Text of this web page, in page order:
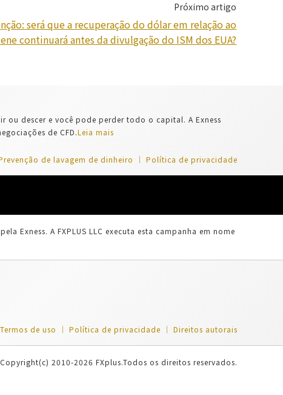
Próximo artigo
será que a recuperação do dólar em relação ao
continuará antes da divulgação do ISM dos EUA?
ou descer e você pode perder todo o capital. A Exness
de CFD.Leia mais
de lavagem de dinheiro Política de privacidade
Exness. A FXPLUS LLC executa esta campanha em nome
Termos de uso Política de privacidade Direitos autorais
Copyright(c) 2010-2026 FXplus.Todos os direitos reservados.